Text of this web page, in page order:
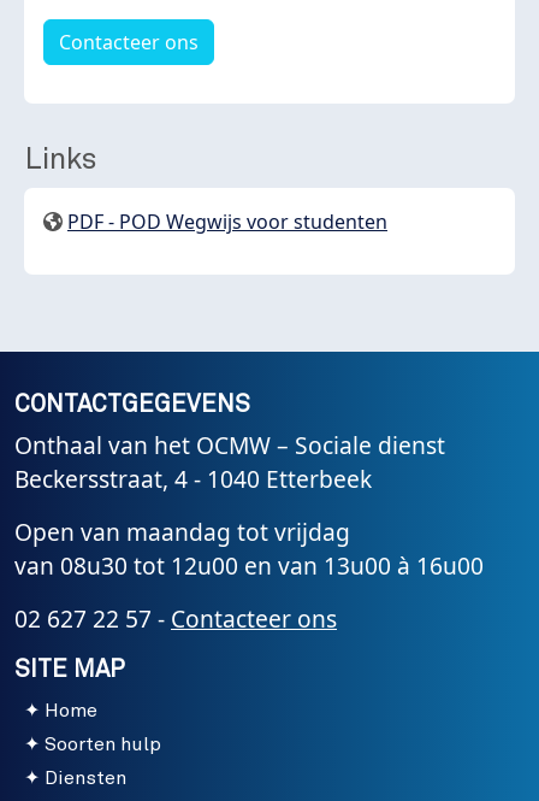
Contacteer ons
Links
PDF - POD Wegwijs voor studenten
CONTACTGEGEVENS
Onthaal van het OCMW – Sociale dienst
Beckersstraat, 4 - 1040 Etterbeek
Open van maandag tot vrijdag
van 08u30 tot 12u00 en van 13u00 à 16u00
02 627 22 57 - Contacteer ons
SITE MAP
Home
Soorten hulp
Diensten